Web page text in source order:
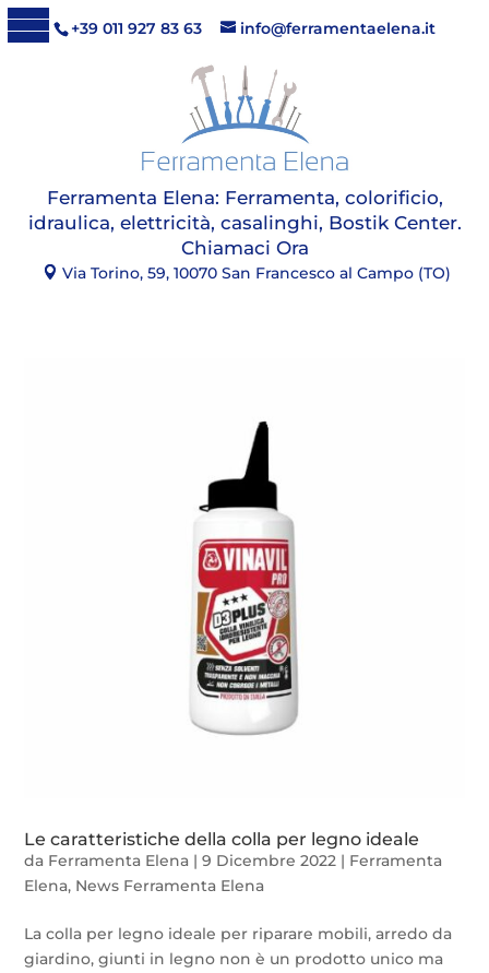
+39 011 927 83 63 info@ferramentaelena.it
Ferramenta Elena: Ferramenta, colorificio,
idraulica, elettricità, casalinghi, Bostik Center.
Chiamaci Ora
Via Torino, 59, 10070 San Francesco al Campo (TO)
Le caratteristiche della colla per legno ideale
da Ferramenta Elena |9 Dicembre 2022 | Ferramenta
Elena, News Ferramenta Elena
La colla per legno ideale per riparare mobili, arredo da
giardino, giunti in legno non è un prodotto unico ma